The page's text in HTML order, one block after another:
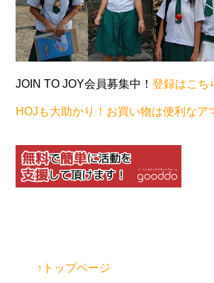
JOIN TO JOY会員募集中！登録はこち
HOJも大助かり！お買い物は便利なア
↑トップページ